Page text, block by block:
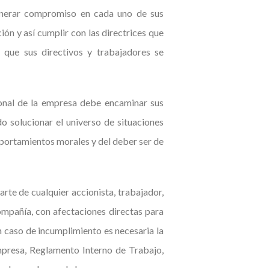
compromiso en cada uno de sus
y así cumplir con las directrices que
que sus directivos y trabajadores se
de la empresa debe encaminar sus
solucionar el universo de situaciones
morales y del deber ser de
de cualquier accionista, trabajador,
con afectaciones directas para
de incumplimiento es necesaria la
Reglamento Interno de Trabajo,